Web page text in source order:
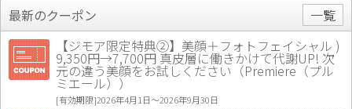
最新のクーポン
一覧
【ジモア限定特典②】美顔＋フォトフェイシャル )
9,350円→7,700円 真皮層に働きかけて代謝UP! 次
元の違う美顔をお試しください（Premiere（プル
ミエール））
[有効期限]2026年4月1日〜2026年9月30日